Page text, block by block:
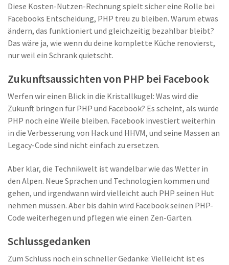
Diese Kosten-Nutzen-Rechnung spielt sicher eine Rolle bei
Facebooks Entscheidung, PHP treu zu bleiben. Warum etwas
ändern, das funktioniert und gleichzeitig bezahlbar bleibt?
Das wäre ja, wie wenn du deine komplette Küche renovierst,
nur weil ein Schrank quietscht.
Zukunftsaussichten von PHP bei Facebook
Werfen wir einen Blick in die Kristallkugel: Was wird die
Zukunft bringen für PHP und Facebook? Es scheint, als würde
PHP noch eine Weile bleiben. Facebook investiert weiterhin
in die Verbesserung von Hack und HHVM, und seine Massen an
Legacy-Code sind nicht einfach zu ersetzen.
Aber klar, die Technikwelt ist wandelbar wie das Wetter in
den Alpen. Neue Sprachen und Technologien kommen und
gehen, und irgendwann wird vielleicht auch PHP seinen Hut
nehmen müssen. Aber bis dahin wird Facebook seinen PHP-
Code weiterhegen und pflegen wie einen Zen-Garten.
Schlussgedanken
Zum Schluss noch ein schneller Gedanke: Vielleicht ist es